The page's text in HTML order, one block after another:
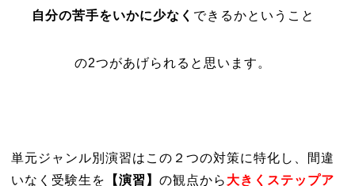
自分の苦手をいかに少なく できるかということ
の2つがあげられると思います。
単元ジャンル別演習はこの２つの対策に特化し、間違
いなく受験生を
【演習】の観点から 大きくステップア